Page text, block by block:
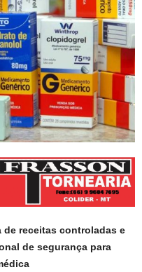
receitas controladas e
de segurança para